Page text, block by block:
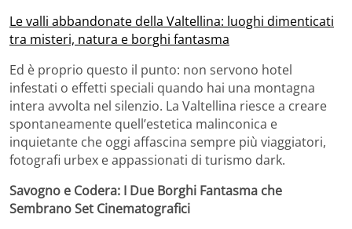
Le valli abbandonate della Valtellina: luoghi dimenticati
tra misteri, natura e borghi fantasma
Ed è proprio questo il punto: non servono hotel
infestati o effetti speciali quando hai una montagna
intera avvolta nel silenzio. La Valtellina riesce a creare
spontaneamente quell’estetica malinconica e
inquietante che oggi affascina sempre più viaggiatori,
fotografi urbex e appassionati di turismo dark.
Savogno e Codera: I Due Borghi Fantasma che
Sembrano Set Cinematografici